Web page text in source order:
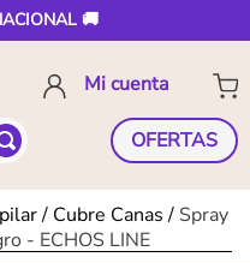
🚚
OFERTAS
Cubre Canas
Spray
- ECHOS LINE